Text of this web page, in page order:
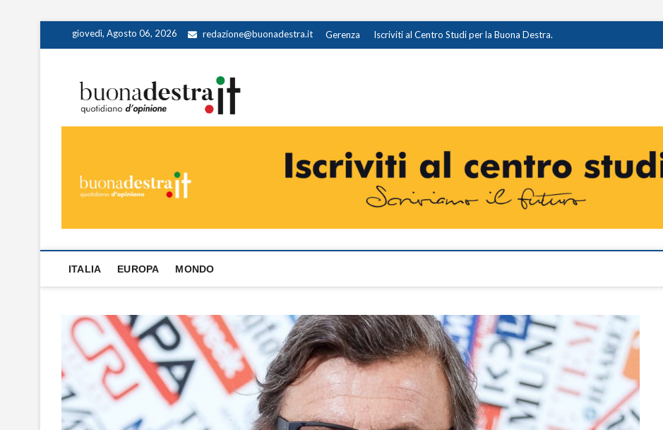
giovedì, Agosto 06, 2026 redazione@buonadestra.it Gerenza Iscriviti al Centro Studi per la Buona Destra.
ITALIA EUROPA MONDO